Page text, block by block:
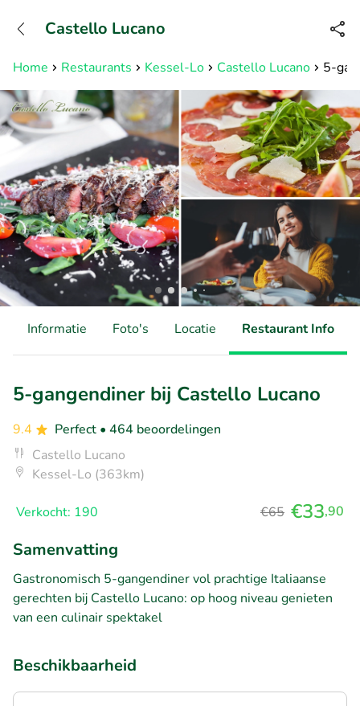
Bereikbaar tot 23:00 uur
Home Restaurants Kessel-Lo Castello Lucano 5-
Castello Lucano
Informatie Foto's Locatie Restaurant Info
5-gangendiner bij Castello Lucano
9.4 Perfect • 464 beoordelingen
Castello Lucano
Kessel-Lo (363km)
Verkocht: 190 €65 €33,90
Samenvatting
Gastronomisch 5-gangendiner vol prachtige Italiaanse
gerechten bij Castello Lucano: op hoog niveau genieten
van een culinair spektakel
Beschikbaarheid